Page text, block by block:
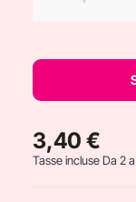
3,40 €
Tasse incluseDa 2